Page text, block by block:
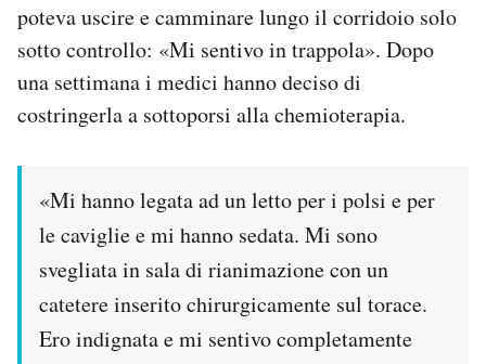
poteva uscire e camminare lungo il corridoio solo
sotto controllo: «Mi sentivo in trappola». Dopo
una settimana i medici hanno deciso di
costringerla a sottoporsi alla chemioterapia.
«Mi hanno legata ad un letto per i polsi e per
le caviglie e mi hanno sedata. Mi sono
svegliata in sala di rianimazione con un
catetere inserito chirurgicamente sul torace.
Ero indignata e mi sentivo completamente